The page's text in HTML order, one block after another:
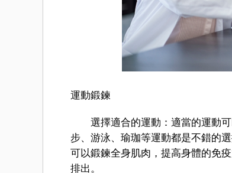
運動鍛鍊
選擇適合的運動：適當的運動可
步、游泳、瑜珈等運動都是不錯的
可以鍛鍊全身肌肉，提高身體的免
排出。